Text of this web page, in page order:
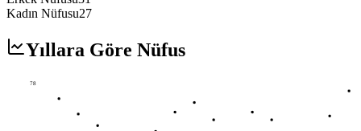
Kadın Nüfusu27
Yıllara Göre Nüfus
78